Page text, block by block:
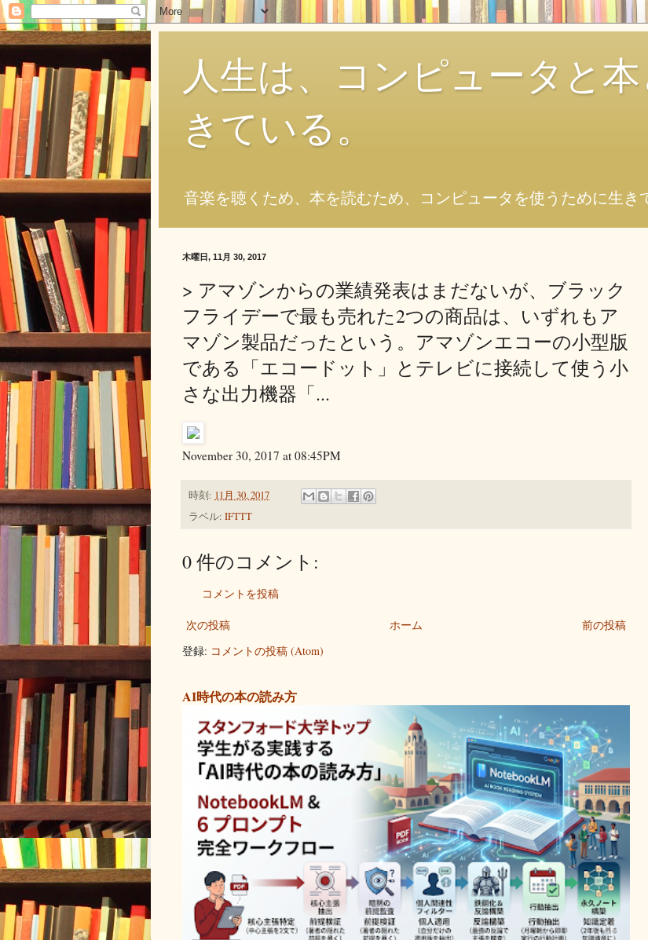
人生は、コンピュータと
きている。
音楽を聴くため、本を読むため、コンピュータを使うために生き
木曜日, 11月 30, 2017
> アマゾンからの業績発表はまだないが、ブラック
フライデーで最も売れた2つの商品は、いずれもア
マゾン製品だったという。アマゾンエコーの小型版
である「エコードット」とテレビに接続して使う小
さな出力機器「...
November 30, 2017 at 08:45PM
時刻: 11月 30, 2017
ラベル: IFTTT
0 件のコメント:
コメントを投稿
次の投稿 前の投稿
ホーム
登録: コメントの投稿 (Atom)
AI時代の本の読み方